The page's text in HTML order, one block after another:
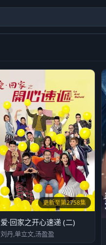
更新至第2758集
爱·回家之开心速递 (二)
刘丹,单立文,汤盈盈